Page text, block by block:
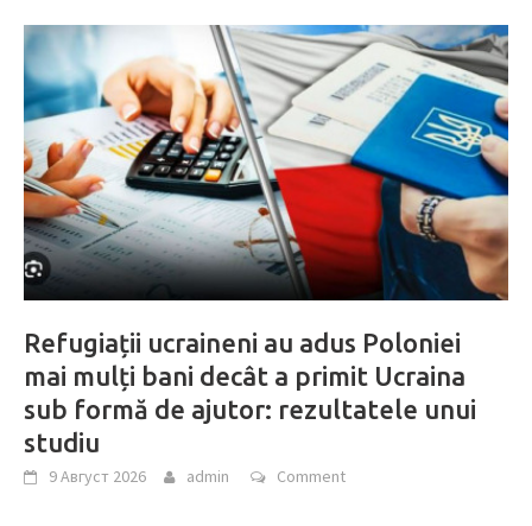
Refugiații ucraineni au adus Poloniei
mai mulți bani decât a primit Ucraina
sub formă de ajutor: rezultatele unui
studiu
9 Август 2026 admin Comment